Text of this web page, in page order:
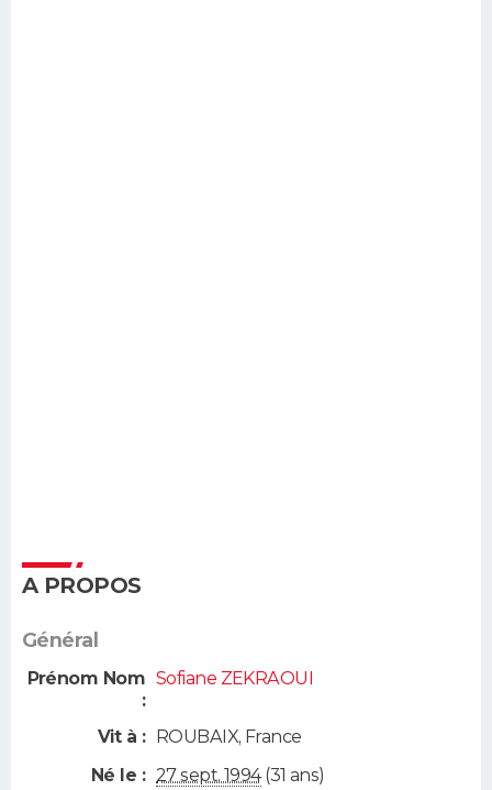
A PROPOS
Général
Prénom Nom
:
Sofiane ZEKRAOUI
Vit à : ROUBAIX, France
Né le : 27 sept. 1994(31 ans)